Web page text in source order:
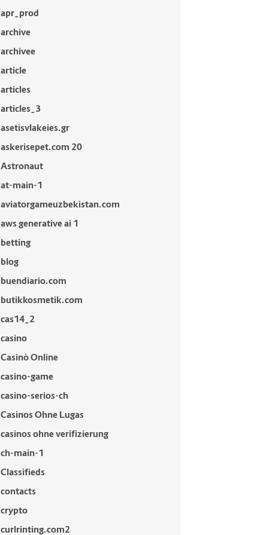
apr_prod
archive
archivee
article
articles
articles_3
asetisvlakeies.gr
askerisepet.com 20
Astronaut
at-main-1
aviatorgameuzbekistan.com
aws generative ai 1
betting
blog
buendiario.com
butikkosmetik.com
cas14_2
casino
Casinò Online
casino-game
casino-serios-ch
Casinos Ohne Lugas
casinos ohne verifizierung
ch-main-1
Classifieds
contacts
crypto
curlrinting.com2